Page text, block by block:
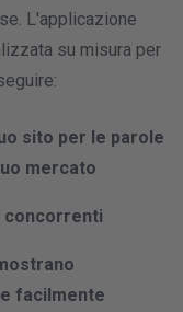
L'applicazione
su misura per
sito per le parole
mercato
concorrenti
facilmente